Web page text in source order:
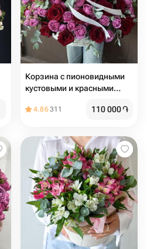
Корзина с пионовидными
кустовыми и красными
4.86311 110 000֏